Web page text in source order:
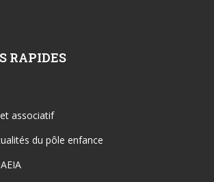
RAPIDES
associatif
du pôle enfance